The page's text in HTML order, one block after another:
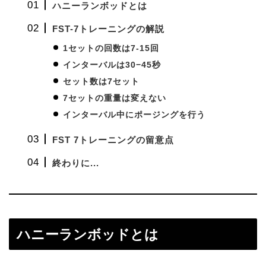
ハニーランボッドとは
FST-7トレーニングの解説
1セットの回数は7-15回
インターバルは30−45秒
セット数は7セット
7セットの重量は変えない
インターバル中にポージングを行う
FST 7トレーニングの留意点
終わりに...
ハニーランボッドとは